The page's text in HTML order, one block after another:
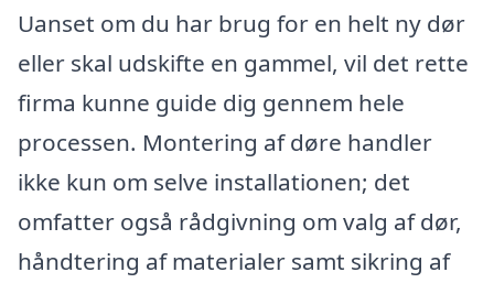
Uanset om du har brug for en helt ny dør
eller skal udskifte en gammel, vil det rette
firma kunne guide dig gennem hele
processen. Montering af døre handler
ikke kun om selve installationen; det
omfatter også rådgivning om valg af dør,
håndtering af materialer samt sikring af